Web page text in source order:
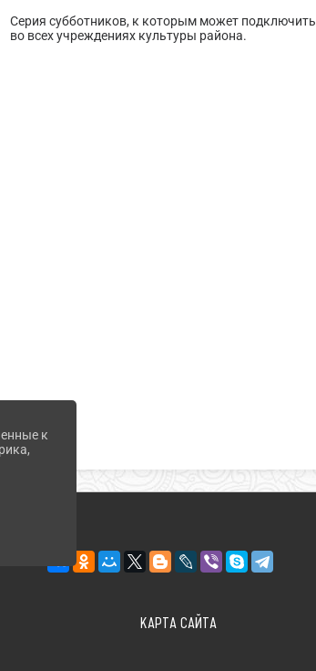
Серия субботников, к которым может
во всех учреждениях культуры района.
КАРТА САЙТА
к